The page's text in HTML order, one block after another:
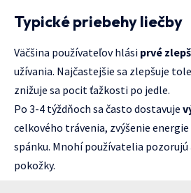
Typické priebehy liečby
Väčšina používateľov hlási prvé
užívania. Najčastejšie sa zlepšuje
znižuje sa pocit ťažkosti po jedle.
Po 3-4 týždňoch sa často dostavuje
celkového trávenia, zvýšenie
spánku. Mnohí používatelia pozorujú
pokožky.